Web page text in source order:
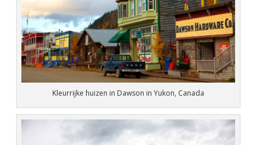
Kleurrijke huizen in Dawson in Yukon, Canada